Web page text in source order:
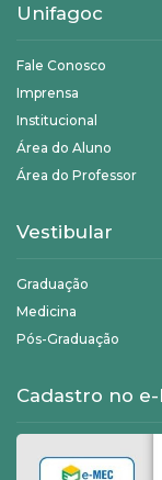
Unifagoc
Fale Conosco
Imprensa
Institucional
Área do Aluno
Área do Professor
Vestibular
Graduação
Medicina
Pós-Graduação
Cadastro no e-